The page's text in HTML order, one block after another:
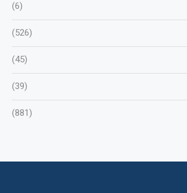
(6)
(526)
(45)
(39)
(881)